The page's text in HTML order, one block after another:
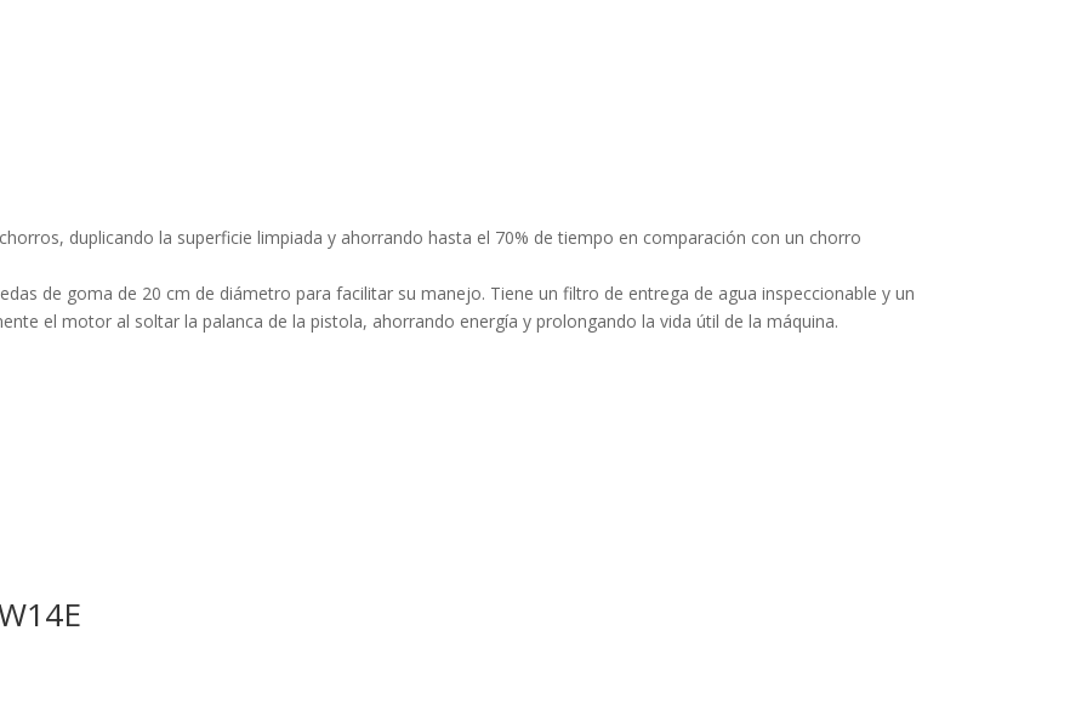
duplicando la superficie limpiada y ahorrando hasta el 70% de tiempo en comparación con un chorro
de goma de 20 cm de diámetro para facilitar su manejo. Tiene un filtro de entrega de agua inspeccionable y un
el motor al soltar la palanca de la pistola, ahorrando energía y prolongando la vida útil de la máquina.